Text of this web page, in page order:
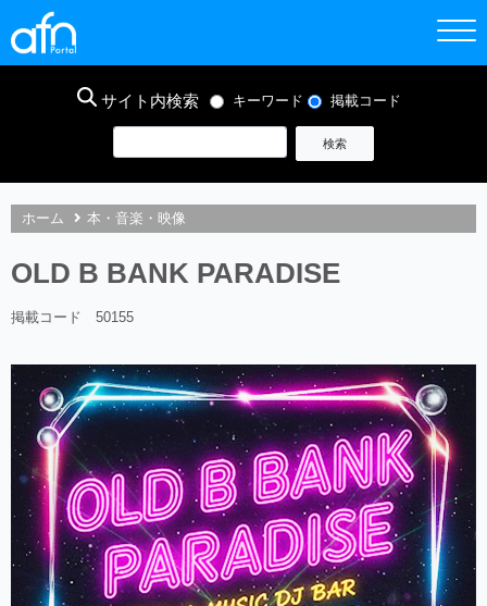
サイト内検索 キーワード 掲載コード
ホーム 本・音楽・映像
OLD B BANK PARADISE
掲載コード 50155